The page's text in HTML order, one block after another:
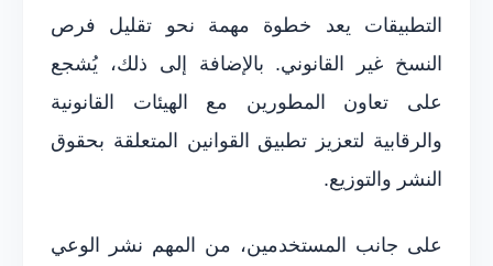
التطبيقات يعد خطوة مهمة نحو تقليل فرص
النسخ غير القانوني. بالإضافة إلى ذلك، يُشجع
على تعاون المطورين مع الهيئات القانونية
والرقابية لتعزيز تطبيق القوانين المتعلقة بحقوق
النشر والتوزيع.
على جانب المستخدمين، من المهم نشر الوعي